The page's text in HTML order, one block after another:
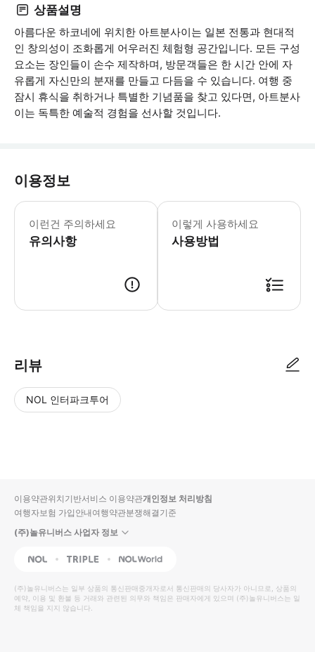
상품설명
아름다운 하코네에 위치한 아트분사이는 일본 전통과 현대적
인 창의성이 조화롭게 어우러진 체험형 공간입니다. 모든 구성
요소는 장인들이 손수 제작하며, 방문객들은 한 시간 안에 자
유롭게 자신만의 분재를 만들고 다듬을 수 있습니다. 여행 중
잠시 휴식을 취하거나 특별한 기념품을 찾고 있다면, 아트분사
이는 독특한 예술적 경험을 선사할 것입니다.
이용정보
이런건 주의하세요
유의사항
각 그룹은 최대 10명까지 가능합니다
이렇게 사용하세요
사용방법
리뷰
NOL 인터파크투어
입니
다.
높
은
순
동
영
상
순
상
이용약관위치기반서비스 이용약관개인정보 처리방침
여행자보험 가입안내여행약관분쟁해결기준
(주)놀유니버스 사업자 정보
NOL Triple Interpark Global
(주)놀유니버스는 일부 상품의 통신판매중개자로서 통신판매의 당사자가 아니므로, 상품의
예약, 이용 및 환불 등 거래와 관련된 의무와 책임은 판매자에게 있으며 (주)놀유니버스는 일
체 책임을 지지 않습니다.